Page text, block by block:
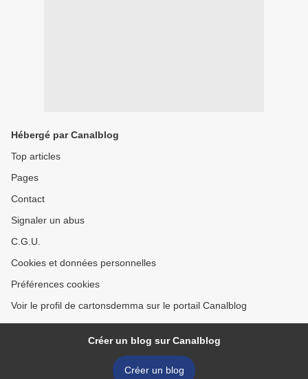
Hébergé par Canalblog
Top articles
Pages
Contact
Signaler un abus
C.G.U.
Cookies et données personnelles
Préférences cookies
Voir le profil de cartonsdemma sur le portail Canalblog
Créer un blog sur Canalblog
Créer un blog